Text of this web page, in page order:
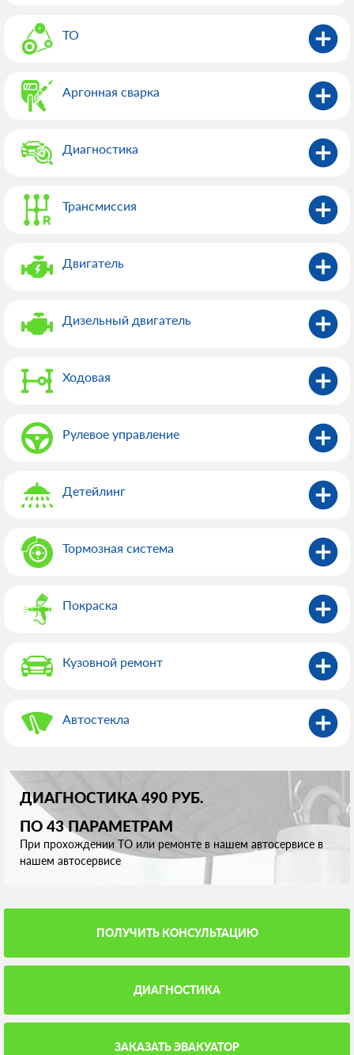
ТО
Аргонная сварка
Диагностика
Трансмиссия
Двигатель
Дизельный двигатель
Ходовая
Рулевое управление
Детейлинг
Тормозная система
Покраска
Кузовной ремонт
Автостекла
ДИАГНОСТИКА 490 РУБ.
ПО 43 ПАРАМЕТРАМ
При прохождении ТО или ремонте в нашем автосервисе в
нашем автосервисе
ПОЛУЧИТЬ КОНСУЛЬТАЦИЮ
ДИАГНОСТИКА
ЗАКАЗАТЬ ЭВАКУАТОР